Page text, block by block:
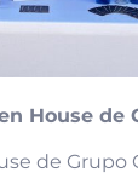
House de
de Grupo